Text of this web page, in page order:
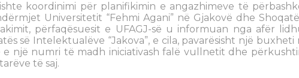
koordinimi për planifikimin e angazhimeve të
Universitetit “Fehmi Agani” në Gjakovë dhe
takimit, përfaqësuesit e UFAGJ-së u informuan nga afër
së Intelektualëve “Jakova”, e cila, pavarësisht një buxheti
një numri të madh iniciativash falë vullnetit dhe
të saj.